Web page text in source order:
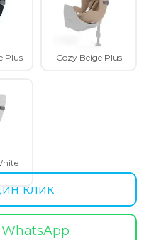
Plus Cozy Beige Plus
клик